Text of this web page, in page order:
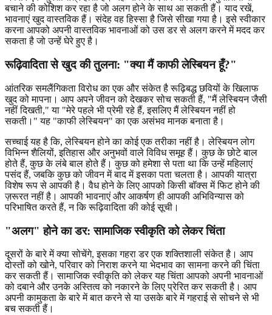
बचाने की कोशिश कर रहा है जो अलग होने के साथ आ सकती हैं। याद रखें,
भावनाएं खुद वास्तविक हैं। संदेह वह हिस्सा है जिसे सीखा गया है। इसे स्वीकार
करना आपको अपनी वास्तविक भावनाओं को उस डर से अलग करने में मदद कर
सकता है जो उन्हें घेरे हुए है।
रूढ़िवादिता से खुद की तुलना: "क्या मैं काफी लेस्बियन हूँ?"
आंतरिक समलैंगिकता विरोध का एक और संकेत है रूढ़िबद्ध छवियों के खिलाफ
खुद को मापना। आप अपने जीवन को देखकर सोच सकती हैं, "मैं लेस्बियन जैसी
नहीं दिखती," या "मेरे पहले भी प्रेमी रहे हैं, इसलिए मैं लेस्बियन नहीं हो
सकती।" यह "काफी लेस्बियन" का एक असंभव मानक बनाता है।
सच्चाई यह है कि, लेस्बियन होने का कोई एक तरीका नहीं है। लेस्बियन लोग
विभिन्न शैलियों, इतिहास और अनुभवों वाले विविध समूह हैं। कुछ के छोटे बाल
होते हैं, कुछ के लंबे बाल होते हैं। कुछ को हमेशा से पता था कि उन्हें महिलाएं
पसंद हैं, जबकि कुछ को जीवन में बाद में इसका पता चलता है। आपकी यात्रा
विशेष रूप से आपकी है। वैध होने के लिए आपको किसी बॉक्स में फिट होने की
ज़रूरत नहीं है। आपकी भावनाएं और आकर्षण ही आपकी अभिविन्यास को
परिभाषित करते हैं, न कि रूढ़िवादिता की कोई सूची।
"अलग" होने का डर: सामाजिक स्वीकृति को लेकर चिंता
दूसरों के बारे में क्या सोचेंगे, इसका गहरा डर एक शक्तिशाली संकेत है। आप
दोस्तों को खोने, परिवार को निराश करने या भेदभाव का सामना करने की चिंता
कर सकती हैं। सामाजिक स्वीकृति को लेकर यह चिंता आपको अपनी भावनाओं
को दबाने और उनके अस्तित्व को नकारने के लिए प्रेरित कर सकती है। आप
अपनी कामुकता के बारे में बात करने से या उसके बारे में गहराई से सोचने से भी
बच सकती हैं।